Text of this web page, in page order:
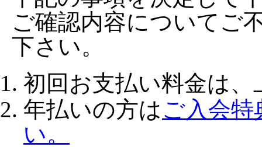
ご確認内容についてご
下さい。
初回お支払い料金は
年払いの方はご入会
い。